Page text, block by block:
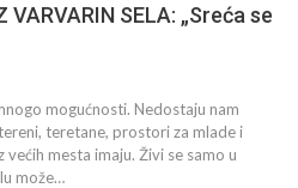
VARVARIN SELA: „Sreća se
mogućnosti. Nedostaju nam
teretane, prostori za mlade i
mesta imaju. Živi se samo u
može…